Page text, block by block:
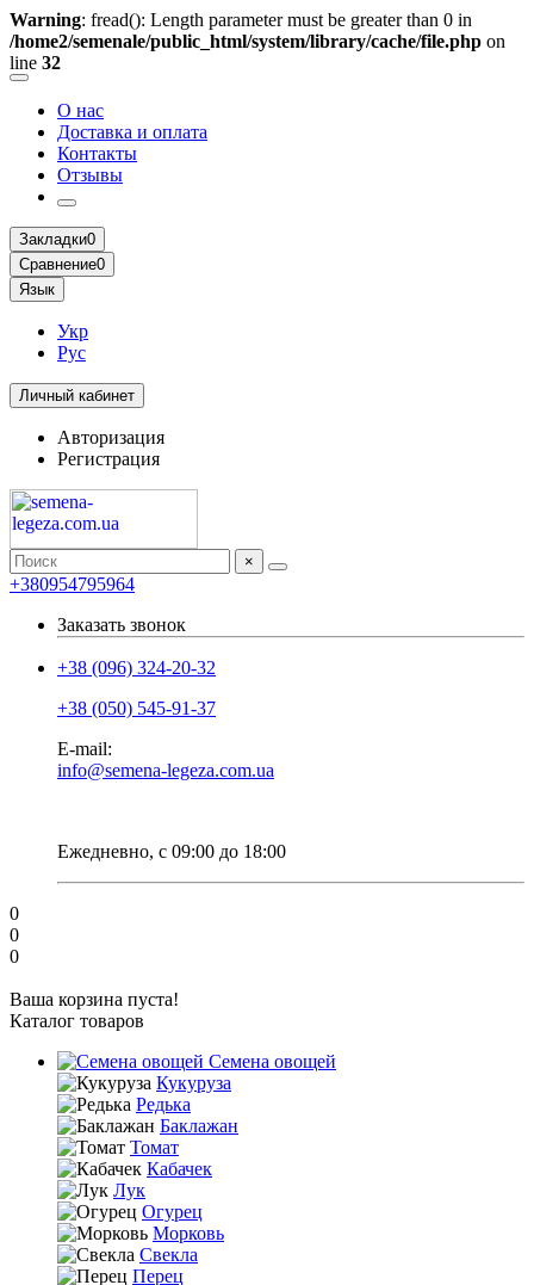
Warning: fread(): Length parameter must be greater than 0 in
/home2/semenale/public_html/system/library/cache/file.php on
line 32
О нас
Доставка и оплата
Контакты
Отзывы
Закладки0
Сравнение0
Язык
Укр
Рус
Личный кабинет
Авторизация
Регистрация
×
+380954795964
Заказать звонок
+38 (096) 324-20-32
+38 (050) 545-91-37
E-mail:
info@semena-legeza.com.ua
Ежедневно, с 09:00 до 18:00
0
0
0
Ваша корзина пуста!
Каталог товаров
Семена овощей
Кукуруза
Редька
Баклажан
Томат
Кабачек
Лук
Огурец
Морковь
Свекла
Перец